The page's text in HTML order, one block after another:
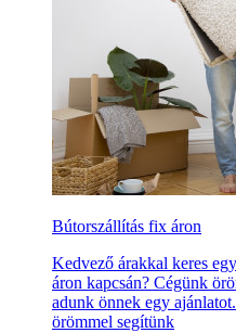
Bútorszállítás fix áron
Kedvező árakkal keres
áron kapcsán? Cégünk
adunk önnek egy
örömmel segítünk